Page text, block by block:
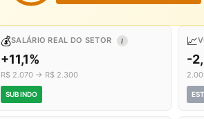
💰SALÁRIO REAL DO SETOR I
+11,1%
R$ 2.070 → R$ 2.300
SUBINDO
📈
-